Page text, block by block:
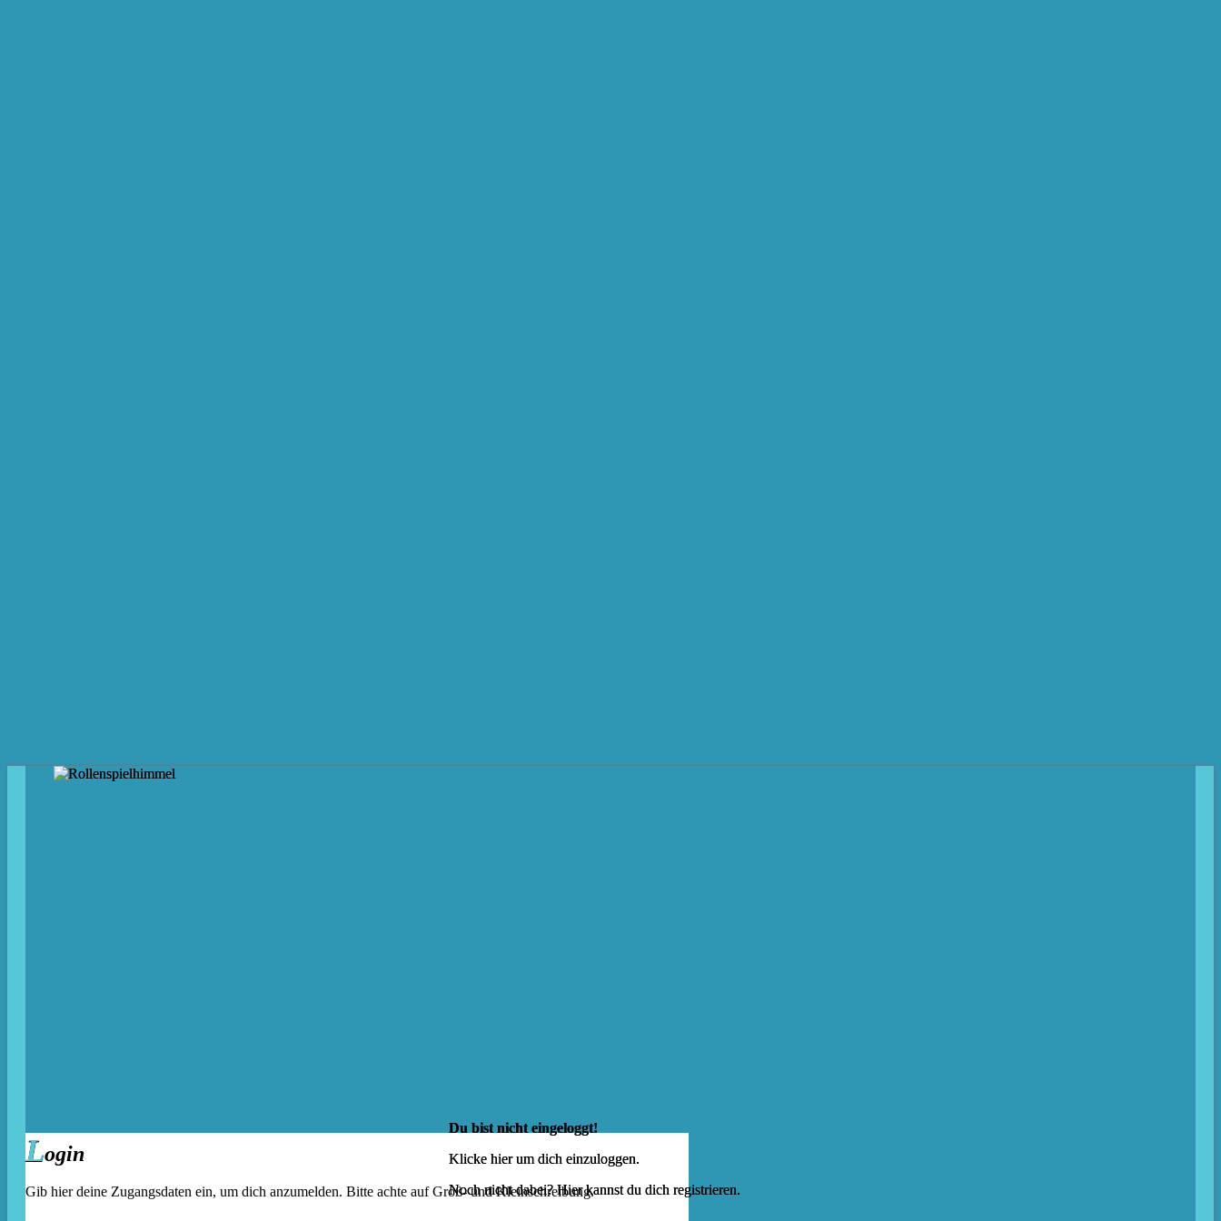
Du bist nicht eingeloggt!
Klicke hier um dich einzuloggen.
Noch nicht dabei? Hier kannst du dich registrieren.
Login
Gib hier deine Zugangsdaten ein, um dich anzumelden. Bitte achte auf Groß- und Kleinschreibung.